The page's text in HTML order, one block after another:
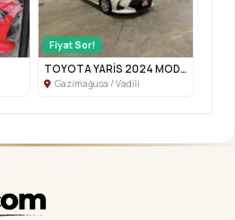
Fiyat Sor!
TOYOTA YARİS 2024 MODEL 1.000 CC
Gazimağusa / Vadili